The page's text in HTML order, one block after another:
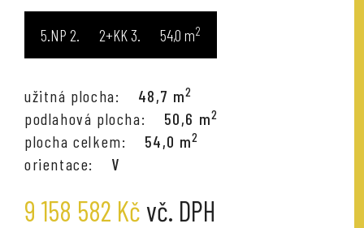
5.NP 2+KK 54,0 m2
užitná plocha: 48,7 m2
podlahová plocha: 50,6 m2
plocha celkem: 54,0 m2
orientace: V
9 158 582 Kč vč. DPH